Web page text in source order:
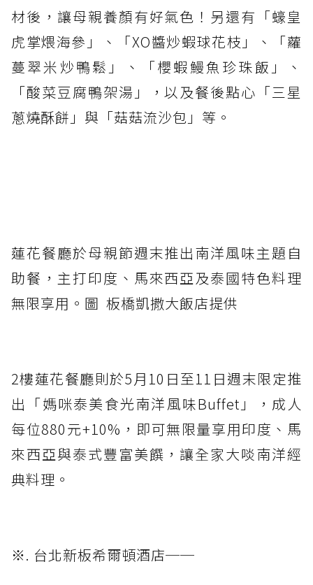
材後，讓母親養顏有好氣色！另還有「蠔皇
虎掌煨海參」、「XO醬炒蝦球花枝」、「蘿
蔓翠米炒鴨鬆」、「櫻蝦鰻魚珍珠飯」、
「酸菜豆腐鴨架湯」，以及餐後點心「三星
蔥燒酥餅」與「菇菇流沙包」等。
蓮花餐廳於母親節週末推出南洋風味主題自
助餐，主打印度、馬來西亞及泰國特色料理
無限享用。圖 板橋凱撒大飯店提供
2樓蓮花餐廳則於5月10日至11日週末限定推
出「媽咪泰美食光南洋風味Buffet」，成人
每位880元+10%，即可無限量享用印度、馬
來西亞與泰式豐富美饌，讓全家大啖南洋經
典料理。
※. 台北新板希爾頓酒店──